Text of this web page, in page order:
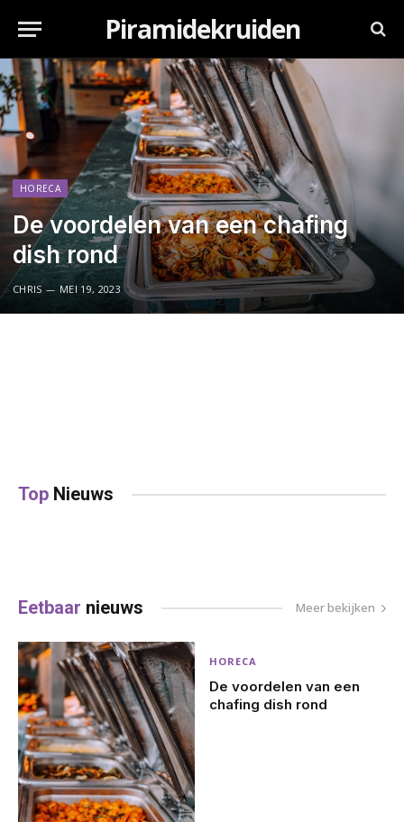
Piramidekruiden
HORECA
De voordelen van een chafing
dish rond
CHRIS MEI 19, 2023
Top Nieuws
Eetbaar nieuws Meer bekijken
HORECA
De voordelen van een
chafing dish rond